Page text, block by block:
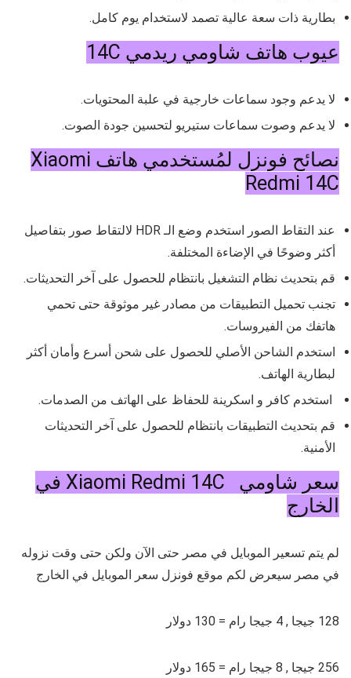
بطارية ذات سعة عالية تصمد لاستخدام يوم كامل.
عيوب هاتف شاومي ريدمي 14C
لا يدعم وجود سماعات خارجية في علبة المحتويات.
لا يدعم وصوت سماعات ستيريو لتحسين جودة الصوت.
نصائح فونزل لمُستخدمي هاتف Xiaomi
Redmi 14C
عند التقاط الصور استخدم وضع الـ HDR لالتقاط صور بتفاصيل
أكثر وضوحًا في الإضاءة المختلفة.
قم بتحديث نظام التشغيل بانتظام للحصول على آخر التحديثات.
تجنب تحميل التطبيقات من مصادر غير موثوقة حتى تحمي
هاتفك من الفيروسات.
استخدم الشاحن الأصلي للحصول على شحن أسرع وأمان أكثر
لبطارية الهاتف.
استخدم كافر و اسكرينة للحفاظ على الهاتف من الصدمات.
قم بتحديث التطبيقات بانتظام للحصول على آخر التحديثات
الأمنية.
سعر شاومي Xiaomi Redmi 14C في
الخارج
لم يتم تسعير الموبايل في مصر حتى الآن ولكن حتى وقت نزوله
في مصر سيعرض لكم موقع فونزل سعر الموبايل في الخارج
128 جيجا , 4 جيجا رام = 130 دولار
256 جيجا , 8 جيجا رام = 165 دولار